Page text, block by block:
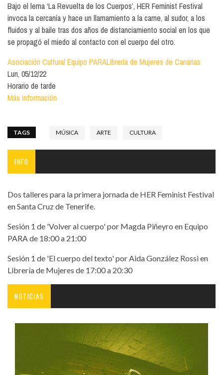
Bajo el lema ‘La Revuelta de los Cuerpos’, HER Feminist Festival
invoca la cercanía y hace un llamamiento a la carne, al sudor, a los
fluidos y al baile tras dos años de distanciamiento social en los que
se propagó el miedo al contacto con el cuerpo del otro.
Asociación Cultural Equipo PARALibrería de Mujeres de Canarias
Lun, 05/12/22
Horario de tarde
Más información
TAGS MÚSICA ARTE CULTURA
INFO
Dos talleres para la primera jornada de HER Feminist Festival
en Santa Cruz de Tenerife.
Sesión 1 de 'Volver al cuerpo' por Magda Piñeyro en Equipo
PARA de 18:00 a 21:00
Sesión 1 de 'El cuerpo del texto' por Aida González Rossi en
Librería de Mujeres de 17:00 a 20:30
NOTICIAS